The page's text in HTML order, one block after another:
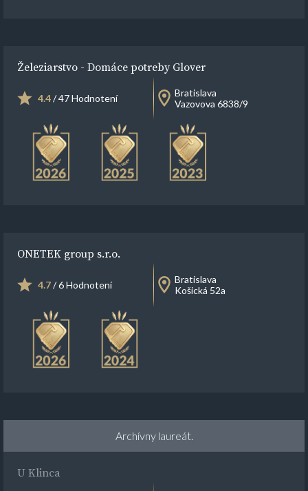
Železiarstvo - Domáce potreby Glover
4.4/ 47 Hodnotení
Bratislava
Vazovova 6838/9
ONETEK group s.r.o.
4.7/ 6 Hodnotení
Bratislava
Košická 52a
Archívny laureát.
U Klinca